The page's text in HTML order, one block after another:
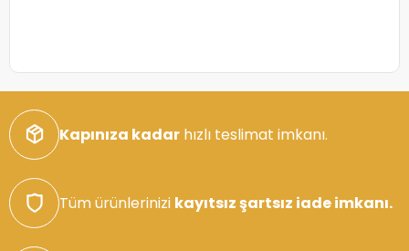
Kapınıza kadar hızlı teslimat imkanı.
Tüm ürünlerinizi kayıtsız şartsız iade imkanı.